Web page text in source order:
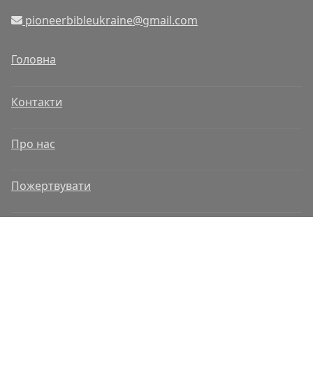
pioneerbibleukraine@gmail.com
Головна
Контакти
Про нас
Пожертвувати